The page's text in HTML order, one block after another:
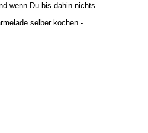
wenn Du bis dahin nichts
selber kochen.-